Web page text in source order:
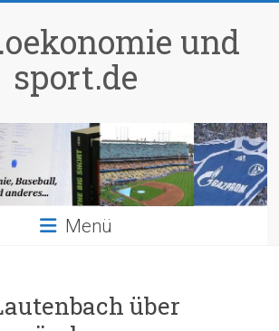
und
sport.de
Menü
über